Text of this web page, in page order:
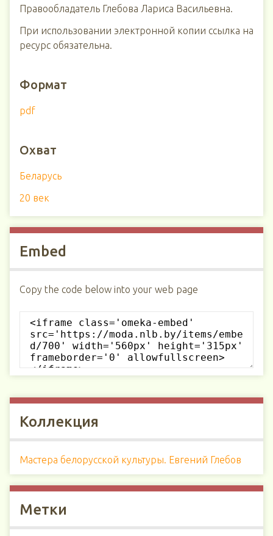
Правообладатель Глебова Лариса Васильевна.
При использовании электронной копии ссылка на
ресурс обязательна.
Формат
pdf
Охват
Беларусь
20 век
Embed
Copy the code below into your web page
Коллекция
Мастера белорусской культуры. Евгений Глебов
Метки